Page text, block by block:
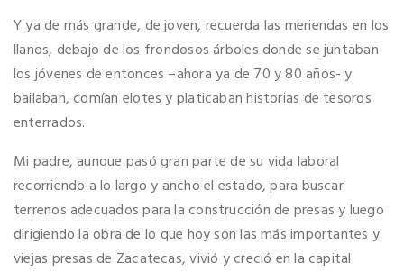
Y ya de más grande, de joven, recuerda las meriendas en los
llanos, debajo de los frondosos árboles donde se juntaban
los jóvenes de entonces –ahora ya de 70 y 80 años- y
bailaban, comían elotes y platicaban historias de tesoros
enterrados.
Mi padre, aunque pasó gran parte de su vida laboral
recorriendo a lo largo y ancho el estado, para buscar
terrenos adecuados para la construcción de presas y luego
dirigiendo la obra de lo que hoy son las más importantes y
viejas presas de Zacatecas, vivió y creció en la capital.